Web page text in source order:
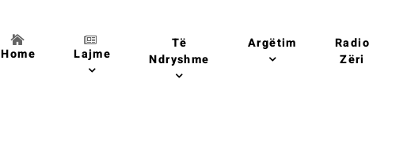
Home Lajme
Të
Ndryshme
Argëtim
Radio
Zëri